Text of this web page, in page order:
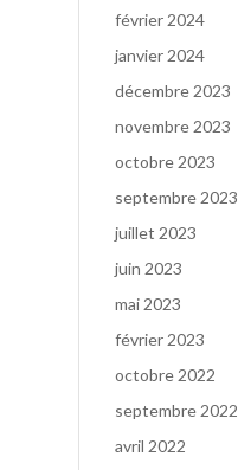
février 2024
janvier 2024
décembre 2023
novembre 2023
octobre 2023
septembre 2023
juillet 2023
juin 2023
mai 2023
février 2023
octobre 2022
septembre 2022
avril 2022